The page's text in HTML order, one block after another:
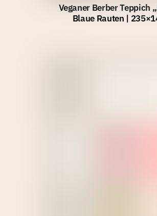
Veganer Berber Teppich
Blaue Rauten |